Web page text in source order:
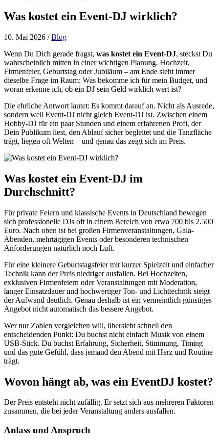
Was kostet ein Event-DJ wirklich?
10. Mai 2026 /Blog
Wenn Du Dich gerade fragst, was kostet ein Event-DJ, steckst Du
wahrscheinlich mitten in einer wichtigen Planung. Hochzeit,
Firmenfeier, Geburtstag oder Jubiläum – am Ende steht immer
dieselbe Frage im Raum: Was bekomme ich für mein Budget, und
woran erkenne ich, ob ein DJ sein Geld wirklich wert ist?
Die ehrliche Antwort lautet: Es kommt darauf an. Nicht als Ausrede,
sondern weil Event-DJ nicht gleich Event-DJ ist. Zwischen einem
Hobby-DJ für ein paar Stunden und einem erfahrenen Profi, der
Dein Publikum liest, den Ablauf sicher begleitet und die Tanzfläche
trägt, liegen oft Welten – und genau das zeigt sich im Preis.
Was kostet ein Event-DJ im
Durchschnitt?
Für private Feiern und klassische Events in Deutschland bewegen
sich professionelle DJs oft in einem Bereich von etwa 700 bis 2.500
Euro. Nach oben ist bei großen Firmenveranstaltungen, Gala-
Abenden, mehrtägigen Events oder besonderen technischen
Anforderungen natürlich noch Luft.
Für eine kleinere Geburtstagsfeier mit kurzer Spielzeit und einfacher
Technik kann der Preis niedriger ausfallen. Bei Hochzeiten,
exklusiven Firmenfeiern oder Veranstaltungen mit Moderation,
langer Einsatzdauer und hochwertiger Ton- und Lichttechnik steigt
der Aufwand deutlich. Genau deshalb ist ein vermeintlich günstiges
Angebot nicht automatisch das bessere Angebot.
Wer nur Zahlen vergleichen will, übersieht schnell den
entscheidenden Punkt: Du buchst nicht einfach Musik von einem
USB-Stick. Du buchst Erfahrung, Sicherheit, Stimmung, Timing
und das gute Gefühl, dass jemand den Abend mit Herz und Routine
trägt.
Wovon hängt ab, was ein EventDJ kostet?
Der Preis entsteht nicht zufällig. Er setzt sich aus mehreren Faktoren
zusammen, die bei jeder Veranstaltung anders ausfallen.
Anlass und Anspruch